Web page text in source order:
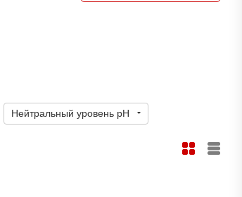
Нейтральный уровень pH